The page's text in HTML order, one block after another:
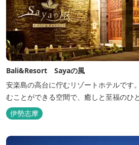
Bali&Resort Sayaの風
安楽島の高台に佇むリゾートホテルです
むことができる空間で、癒しと至福のひ
伊勢志摩